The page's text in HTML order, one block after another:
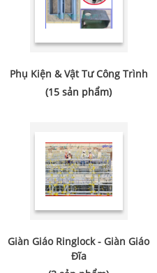
Phụ Kiện & Vật Tư Công Trình
(15 sản phẩm)
Giàn Giáo Ringlock - Giàn Giáo
Đĩa